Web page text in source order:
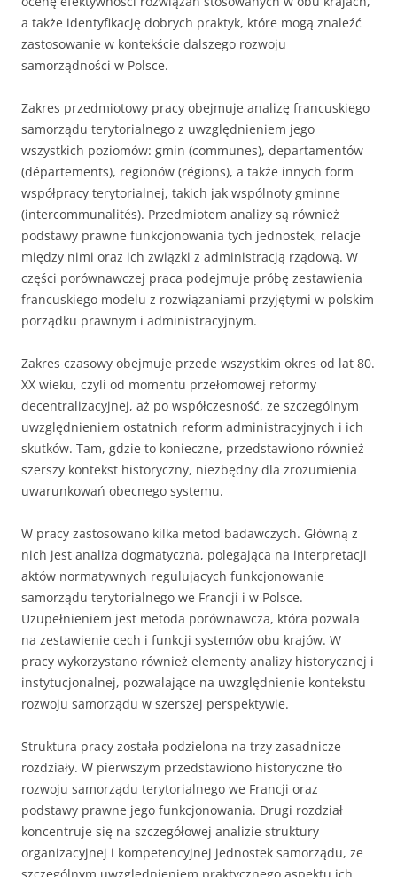
a także identyfikację dobrych praktyk, które mogą znaleźć
zastosowanie w kontekście dalszego rozwoju
samorządności w Polsce.
Zakres przedmiotowy pracy obejmuje analizę francuskiego
samorządu terytorialnego z uwzględnieniem jego
wszystkich poziomów: gmin (communes), departamentów
(départements), regionów (régions), a także innych form
współpracy terytorialnej, takich jak wspólnoty gminne
(intercommunalités). Przedmiotem analizy są również
podstawy prawne funkcjonowania tych jednostek, relacje
między nimi oraz ich związki z administracją rządową. W
części porównawczej praca podejmuje próbę zestawienia
francuskiego modelu z rozwiązaniami przyjętymi w polskim
porządku prawnym i administracyjnym.
Zakres czasowy obejmuje przede wszystkim okres od lat 80.
XX wieku, czyli od momentu przełomowej reformy
decentralizacyjnej, aż po współczesność, ze szczególnym
uwzględnieniem ostatnich reform administracyjnych i ich
skutków. Tam, gdzie to konieczne, przedstawiono również
szerszy kontekst historyczny, niezbędny dla zrozumienia
uwarunkowań obecnego systemu.
W pracy zastosowano kilka metod badawczych. Główną z
nich jest analiza dogmatyczna, polegająca na interpretacji
aktów normatywnych regulujących funkcjonowanie
samorządu terytorialnego we Francji i w Polsce.
Uzupełnieniem jest metoda porównawcza, która pozwala
na zestawienie cech i funkcji systemów obu krajów. W
pracy wykorzystano również elementy analizy historycznej i
instytucjonalnej, pozwalające na uwzględnienie kontekstu
rozwoju samorządu w szerszej perspektywie.
Struktura pracy została podzielona na trzy zasadnicze
rozdziały. W pierwszym przedstawiono historyczne tło
rozwoju samorządu terytorialnego we Francji oraz
podstawy prawne jego funkcjonowania. Drugi rozdział
koncentruje się na szczegółowej analizie struktury
organizacyjnej i kompetencyjnej jednostek samorządu, ze